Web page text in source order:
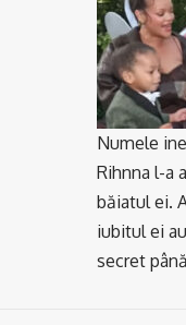
Numele
Rihnna l-a
băiatul ei.
iubitul ei
secret